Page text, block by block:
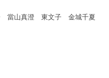
山真澄 東文子 金城千夏